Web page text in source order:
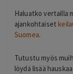
Haluatko vertailla
ajankohtaiset
Suomea.
Tutustu myös
löydä lisää